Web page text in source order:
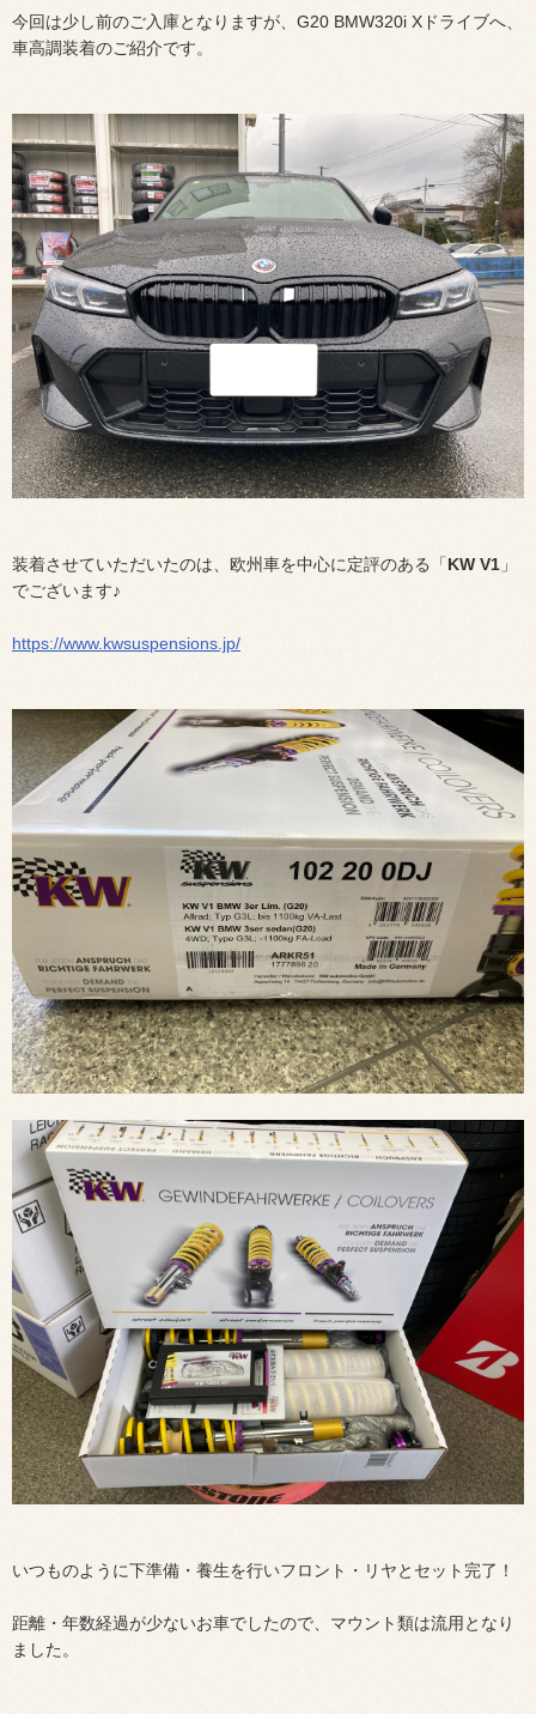
今回は少し前のご入庫となりますが、G20 BMW320i Xドライブへ、
車高調装着のご紹介です。
装着させていただいたのは、欧州車を中心に定評のある「KW V1 」
でございます♪
https://www.kwsuspensions.jp/
いつものように下準備・養生を行いフロント・リヤとセット完了！
距離・年数経過が少ないお車でしたので、マウント類は流用となり
ました。